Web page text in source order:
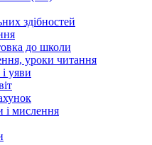
здібностей
до школи
уроки читання
уяви
і мислення